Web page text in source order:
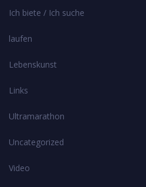
Ich biete / Ich suche
laufen
Lebenskunst
Links
Ultramarathon
Uncategorized
Video